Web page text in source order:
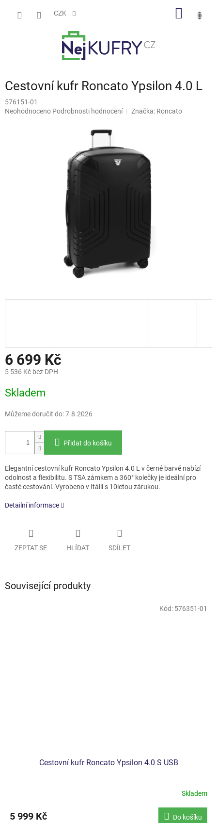
CZK
Cestovní kufr Roncato Ypsilon 4.0 L
576151-01
Průměrné
Neohodnoceno Podrobnosti hodnocení Značka: Roncato
6 699 Kč
5 536 Kč bez DPH
cena:
Skladem
Můžeme doručit do:7.8.2026
Přidat do košíku
Elegantní cestovní kufr Roncato Ypsilon 4.0 L v černé barvě nabízí
odolnost a flexibilitu. S TSA zámkem a 360° kolečky je ideální pro
časté cestování. Vyrobeno v Itálii s 10letou zárukou.
Detailní informace
ZEPTAT SE HLÍDAT SDÍLET
Související produkty
Cestovní kufr Roncato Ypsilon 4.0 S USB
Skladem
5 999 Kč Do košíku
Kód: 576351-01